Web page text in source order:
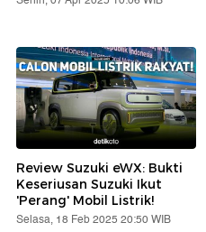
Review Suzuki eWX: Bukti
Keseriusan Suzuki Ikut
'Perang' Mobil Listrik!
Selasa, 18 Feb 2025 20:50 WIB